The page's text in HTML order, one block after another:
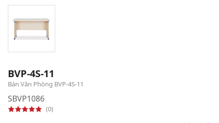
BVP-4S-11
Bàn Văn Phòng BVP-4S-11
SBVP1086
(0)